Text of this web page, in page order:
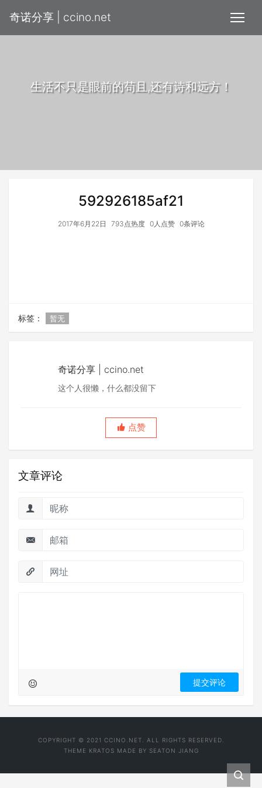
奇诺分享 | ccino.net
生活不只是眼前的苟且,还有诗和远方！
592926185af21
2017年6月22日 793点热度 0人点赞 0条评论
标签： 暂无
奇诺分享 | ccino.net
这个人很懒，什么都没留下
点赞
文章评论
COPYRIGHT © 2021 CCINO.NET. ALL RIGHTS RESERVED.
THEME KRATOS MADE BY SEATON JIANG